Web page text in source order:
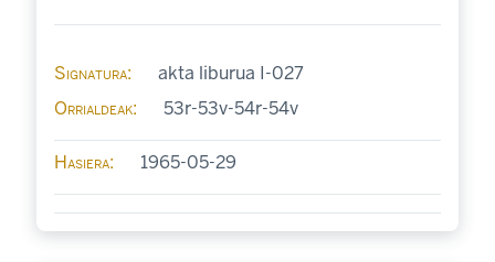
Signatura
akta liburua I-027
Orrialdeak
53r-53v-54r-54v
Hasiera 1965-05-29